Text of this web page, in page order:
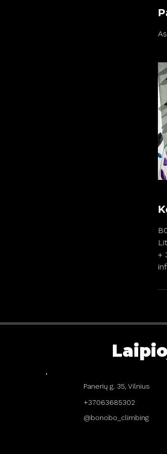
+
Panerių g. 35, Vilnius
+37063685302
@bonobo_climbing